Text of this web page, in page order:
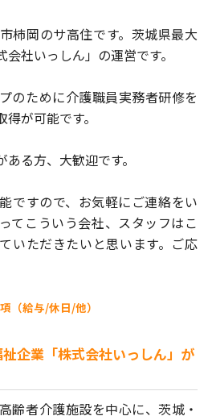
柿岡のサ高住です。 茨城県最大
社いっしん」の運営です。
のために介護職員実務者研修を
が可能です。
る方、大歓迎です。
ですので、お気軽にご連絡をい
てこういう会社、スタッフはこ
いただきたいと思います。ご応
（給与/休日/他）
企業「株式会社いっしん」が
齢者介護施設を中心に、茨城・